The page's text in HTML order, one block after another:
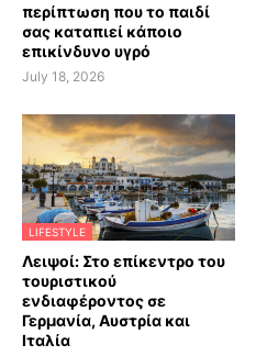
περίπτωση που το παιδί
σας καταπιεί κάποιο
επικίνδυνο υγρό
July 18, 2026
LIFESTYLE
Λειψοί: Στο επίκεντρο του
τουριστικού
ενδιαφέροντος σε
Γερμανία, Αυστρία και
Ιταλία